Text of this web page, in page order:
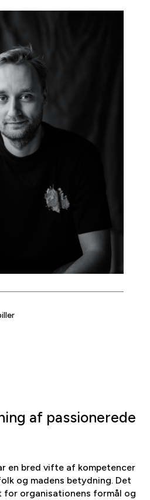
af passionerede
en bred vifte af kompetencer
og madens betydning. Det
organisationens formål og